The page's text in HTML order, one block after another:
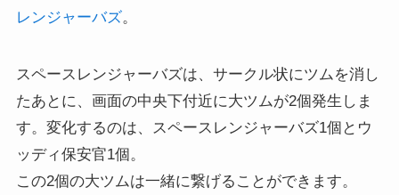
レンジャーバズ。
スペースレンジャーバズは、サークル状にツムを消し
たあとに、画面の中央下付近に大ツムが2個発生しま
す。変化するのは、スペースレンジャーバズ1個とウ
ッディ保安官1個。
この2個の大ツムは一緒に繋げることができます。